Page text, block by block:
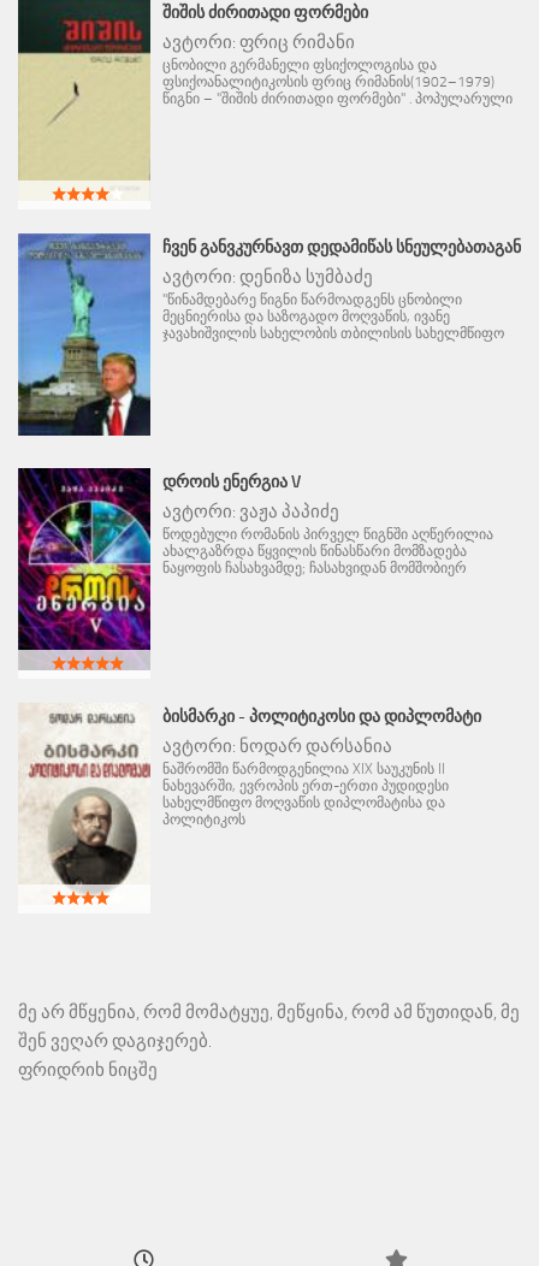
ᲨᲘᲨᲘᲡ ᲫᲘᲠᲘᲗᲐᲓᲘ ᲤᲝᲠᲛᲔᲑᲘ
ავტორი: ფრიც რიმანი
ცნობილი გერმანელი ფსიქოლოგისა და
ფსიქოანალიტიკოსის ფრიც რიმანის(1902–1979)
წიგნი – "შიშის ძირითადი ფორმები" . პოპულარული
ᲩᲕᲔᲜ ᲒᲐᲜᲕᲙᲣᲠᲜᲐᲕᲗ ᲓᲔᲓᲐᲛᲘᲬᲐᲡ ᲡᲜᲔᲣᲚᲔᲑᲐᲗᲐᲒᲐᲜ
ავტორი: დენიზა სუმბაძე
"წინამდებარე წიგნი წარმოადგენს ცნობილი
მეცნიერისა და საზოგადო მოღვაწის, ივანე
ჯავახიშვილის სახელობის თბილისის სახელმწიფო
ᲓᲠᲝᲘᲡ ᲔᲜᲔᲠᲒᲘᲐ V
ავტორი: ვაჟა პაპიძე
წოდებული რომანის პირველ წიგნში აღწერილია
ახალგაზრდა წყვილის წინასწარი მომზადება
ნაყოფის ჩასახვამდე; ჩასახვიდან მომშობიერ
ᲑᲘᲡᲛᲐᲠᲙᲘ - ᲞᲝᲚᲘᲢᲘᲙᲝᲡᲘ ᲓᲐ ᲓᲘᲞᲚᲝᲛᲐᲢᲘ
ავტორი: ნოდარ დარსანია
ნაშრომში წარმოდგენილია XIX საუკუნის II
ნახევარში, ევროპის ერთ-ერთი პუდიდესი
სახელმწიფო მოღვაწის დიპლომატისა და
პოლიტიკოს
მე არ მწყენია, რომ მომატყუე, მეწყინა, რომ ამ წუთიდან, მე
შენ ვეღარ დაგიჯერებ.
ფრიდრიხ ნიცშე